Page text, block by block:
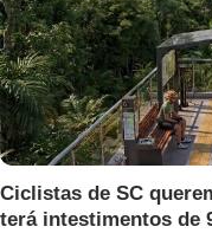
Ciclistas de SC
terá intestimentos de